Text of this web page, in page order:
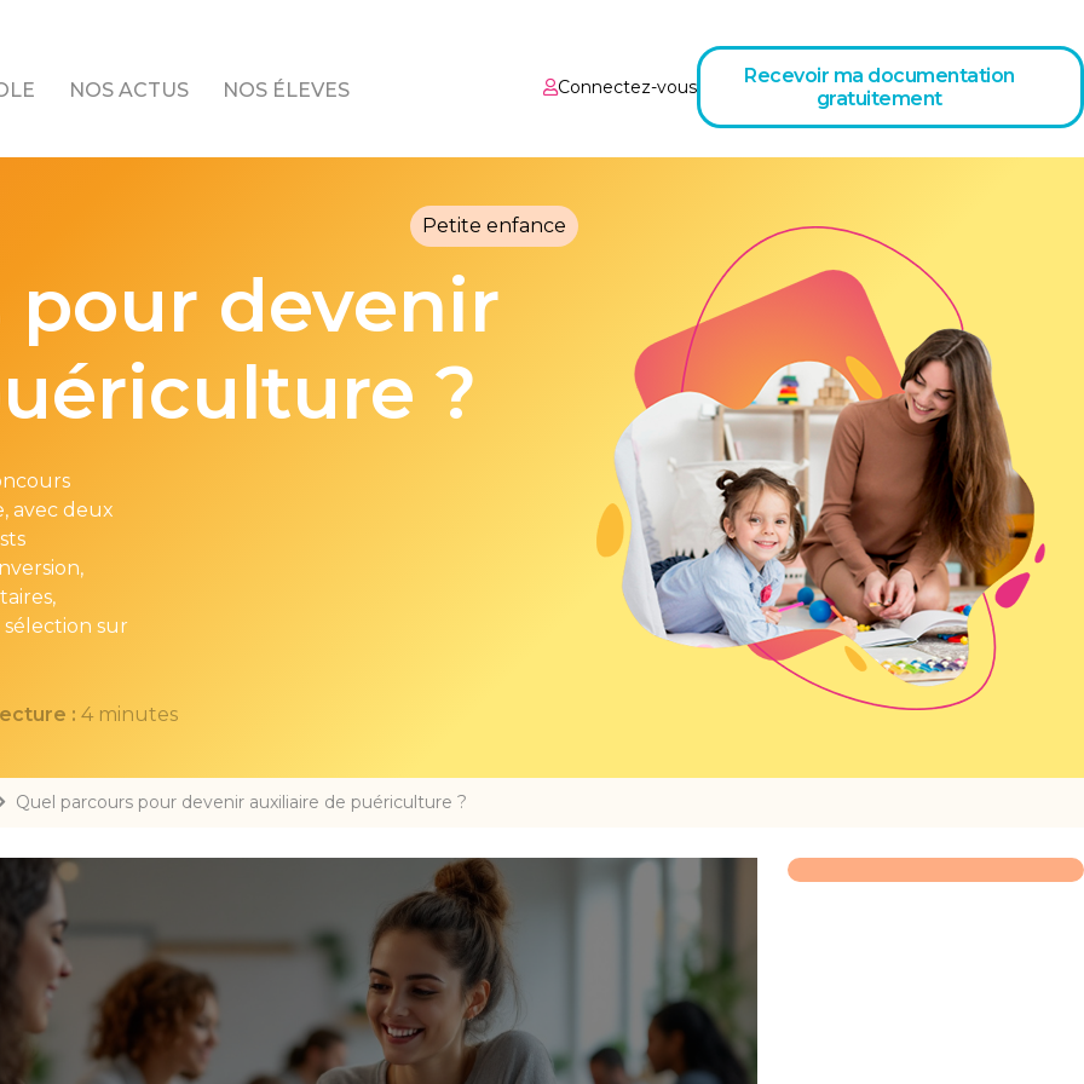
NOS ACTUS NOS ÉLEVES Connectez-vous
Recevoir ma documentation
gratuitement
Petite enfance
pour devenir
?
avec deux
sur
: 4 minutes
Quel parcours pour devenir auxiliaire de puériculture ?